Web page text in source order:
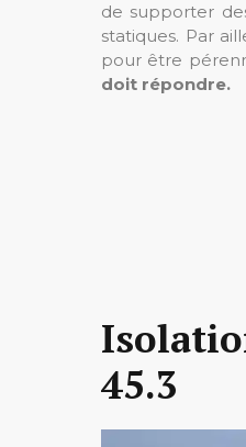
de supporter
statiques. Par
pour être
doit répondre.
45.3